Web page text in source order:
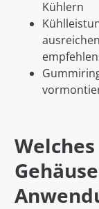
Kühlern